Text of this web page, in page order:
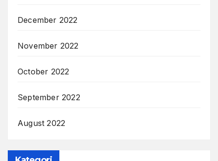
December 2022
November 2022
October 2022
September 2022
August 2022